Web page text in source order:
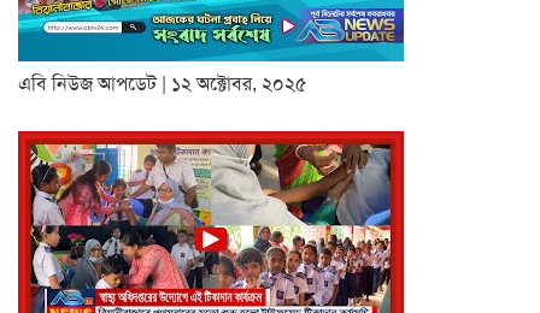
এবি নিউজ আপডেট | ১২ অক্টোবর, ২০২৫